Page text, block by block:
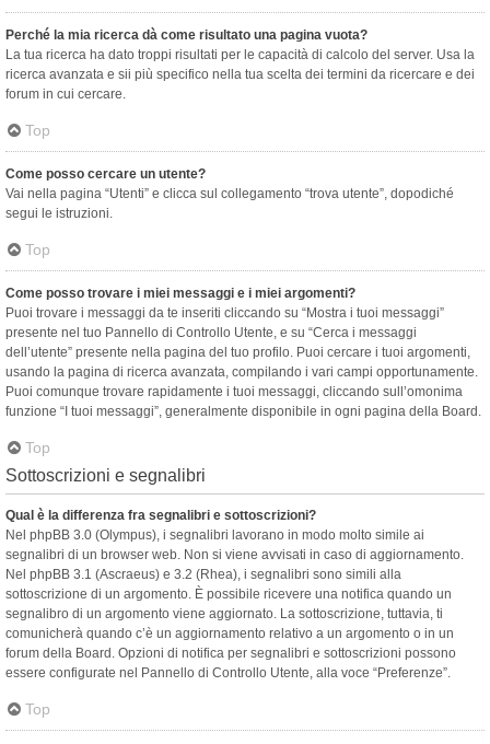
Perché la mia ricerca dà come risultato una pagina vuota?
La tua ricerca ha dato troppi risultati per le capacità di calcolo del server. Usa la
ricerca avanzata e sii più specifico nella tua scelta dei termini da ricercare e dei
forum in cui cercare.
Top
Come posso cercare un utente?
Vai nella pagina “Utenti” e clicca sul collegamento “trova utente”, dopodiché
segui le istruzioni.
Top
Come posso trovare i miei messaggi e i miei argomenti?
Puoi trovare i messaggi da te inseriti cliccando su “Mostra i tuoi messaggi”
presente nel tuo Pannello di Controllo Utente, e su “Cerca i messaggi
dell’utente” presente nella pagina del tuo profilo. Puoi cercare i tuoi argomenti,
usando la pagina di ricerca avanzata, compilando i vari campi opportunamente.
Puoi comunque trovare rapidamente i tuoi messaggi, cliccando sull’omonima
funzione “I tuoi messaggi”, generalmente disponibile in ogni pagina della Board.
Top
Sottoscrizioni e segnalibri
Qual è la differenza fra segnalibri e sottoscrizioni?
Nel phpBB 3.0 (Olympus), i segnalibri lavorano in modo molto simile ai
segnalibri di un browser web. Non si viene avvisati in caso di aggiornamento.
Nel phpBB 3.1 (Ascraeus) e 3.2 (Rhea), i segnalibri sono simili alla
sottoscrizione di un argomento. È possibile ricevere una notifica quando un
segnalibro di un argomento viene aggiornato. La sottoscrizione, tuttavia, ti
comunicherà quando c’è un aggiornamento relativo a un argomento o in un
forum della Board. Opzioni di notifica per segnalibri e sottoscrizioni possono
essere configurate nel Pannello di Controllo Utente, alla voce “Preferenze”.
Top